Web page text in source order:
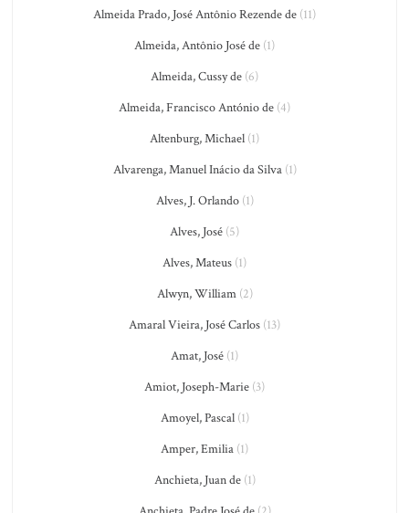
Almeida Prado, José Antônio Rezende de (11)
Almeida, Antônio José de (1)
Almeida, Cussy de (6)
Almeida, Francisco António de (4)
Altenburg, Michael (1)
Alvarenga, Manuel Inácio da Silva(1)
Alves, J. Orlando(1)
Alves, José (5)
Alves, Mateus (1)
Alwyn, William(2)
Amaral Vieira, José Carlos (13)
Amat, José (1)
Amiot, Joseph-Marie (3)
Amoyel, Pascal(1)
Amper, Emilia (1)
Anchieta, Juan de(1)